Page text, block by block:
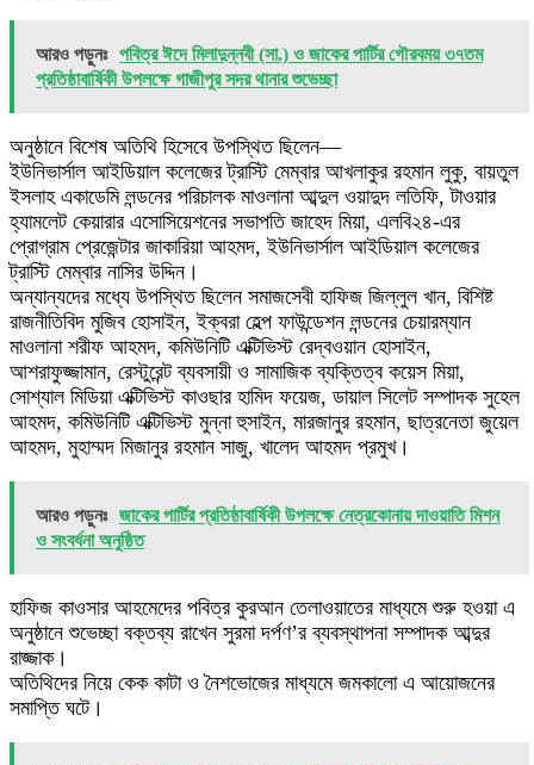
আরও পড়ুনঃ পবিত্র ঈদে মিলাদুন্নবী (সা.) ও জাকের পার্টির গৌরবময় ৩৭তম
প্রতিষ্ঠাবার্ষিকী উপলক্ষে গাজীপুর সদর থানার শুভেচ্ছা
অনুষ্ঠানে বিশেষ অতিথি হিসেবে উপস্থিত ছিলেন—
ইউনিভার্সাল আইডিয়াল কলেজের ট্রাস্টি মেম্বার আখলাকুর রহমান লুকু, বায়তুল
ইসলাহ একাডেমি লন্ডনের পরিচালক মাওলানা আব্দুল ওয়াদুদ লতিফি, টাওয়ার
হ্যামলেট কেয়ারার এসোসিয়েশনের সভাপতি জাহেদ মিয়া, এলবি২৪-এর
প্রোগ্রাম প্রেজেন্টার জাকারিয়া আহমদ, ইউনিভার্সাল আইডিয়াল কলেজের
ট্রাস্টি মেম্বার নাসির উদ্দিন।
অন্যান্যদের মধ্যে উপস্থিত ছিলেন সমাজসেবী হাফিজ জিল্লুল খান, বিশিষ্ট
রাজনীতিবিদ মুজিব হোসাইন, ইক্বরা হেল্প ফাউন্ডেশন লন্ডনের চেয়ারম্যান
মাওলানা শরীফ আহমদ, কমিউনিটি এক্টিভিস্ট রেদ্বওয়ান হোসাইন,
আশরাফুজ্জামান, রেস্টুরেন্ট ব্যবসায়ী ও সামাজিক ব্যক্তিত্ব কয়েস মিয়া,
সোশ্যাল মিডিয়া এক্টিভিস্ট কাওছার হামিদ ফয়েজ, ডায়াল সিলেট সম্পাদক সুহেল
আহমদ, কমিউনিটি এক্টিভিস্ট মুন্না হুসাইন, মারজানুর রহমান, ছাত্রনেতা জুয়েল
আহমদ, মুহাম্মদ মিজানুর রহমান সাজু, খালেদ আহমদ প্রমুখ।
আরও পড়ুনঃ জাকের পার্টির প্রতিষ্ঠাবার্ষিকী উপলক্ষে নেত্রকোনায় দাওয়াতি মিশন
ও সংবর্ধনা অনুষ্ঠিত
হাফিজ কাওসার আহমেদের পবিত্র কুরআন তেলাওয়াতের মাধ্যমে শুরু হওয়া এ
অনুষ্ঠানে শুভেচ্ছা বক্তব্য রাখেন সুরমা দর্পণ’র ব্যবস্থাপনা সম্পাদক আব্দুর
রাজ্জাক।
অতিথিদের নিয়ে কেক কাটা ও নৈশভোজের মাধ্যমে জমকালো এ আয়োজনের
সমাপ্তি ঘটে।